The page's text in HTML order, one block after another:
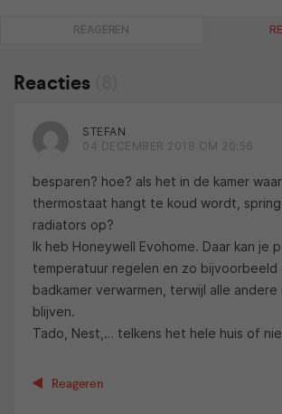
REAGEREN
Reacties
STEFAN
04 DECEMBER 2018 OM 20:56
besparen? hoe? als het in de kamer
thermostaat hangt te koud wordt,
radiators op?
Ik heb Honeywell Evohome. Daar kan je
temperatuur regelen en zo bijvoorbeeld
badkamer verwarmen, terwijl alle
blijven.
Tado, Nest,… telkens het hele huis of
Reageren